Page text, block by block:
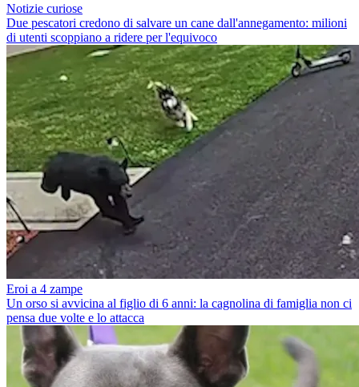
Notizie curiose
Due pescatori credono di salvare un cane dall'annegamento: milioni
di utenti scoppiano a ridere per l'equivoco
Eroi a 4 zampe
Un orso si avvicina al figlio di 6 anni: la cagnolina di famiglia non ci
pensa due volte e lo attacca